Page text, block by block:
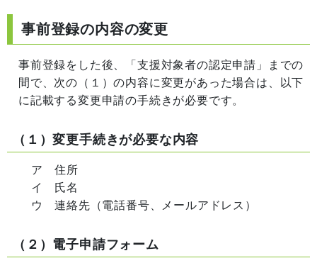
事前登録の内容の変更
事前登録をした後、「支援対象者の認定申請」までの
間で、次の（１）の内容に変更があった場合は、以下
に記載する変更申請の手続きが必要です。
（１）変更手続きが必要な内容
ア 住所
イ 氏名
ウ 連絡先（電話番号、メールアドレス）
（２）電子申請フォーム